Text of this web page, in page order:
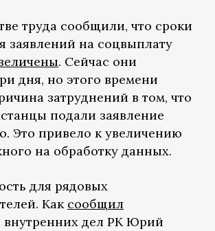
труда сообщили, что сроки
заявлений на соцвыплату
. Сейчас они
дня, но этого времени
затруднений в том, что
подали заявление
Это привело к увеличению
на обработку данных.
для рядовых
Как сообщил
внутренних дел РК Юрий